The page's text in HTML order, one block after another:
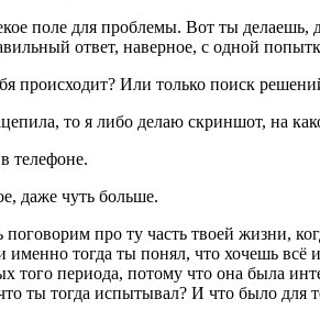
поле для проблемы. Вот ты делаешь,
ответ, наверное, с одной
происходит? Или только поиск
то я либо делаю скриншот, на
телефоне.
даже чуть больше.
про ту часть твоей жизни,
именно тогда ты понял, что хочешь
того периода, потому что она была
ты тогда испытывал? И что было для